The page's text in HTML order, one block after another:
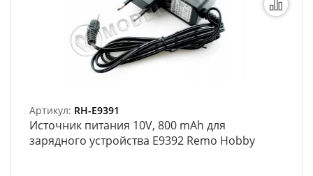
Артикул: RH-E9391
Источник питания 10V, 800 mAh для
зарядного устройства E9392 Remo Hobby